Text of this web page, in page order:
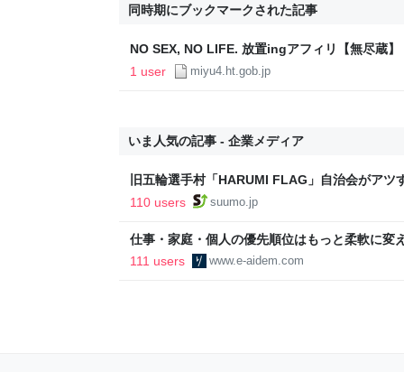
同時期にブックマークされた記事
NO SEX, NO LIFE. 放置ingアフィリ【無尽蔵】
1 user
miyu4.ht.gob.jp
いま人気の記事 - 企業メディア
旧五輪選手村「HARUMI FLAG」自治会がアツ
ルで挑む、盆踊り2万人集客や交通改善など“
110 users suumo.jp
仕事・家庭・個人の優先順位はもっと柔軟に変
後の自分に伝えたいこと - りっすん by イーア
111 users www.e-aidem.com